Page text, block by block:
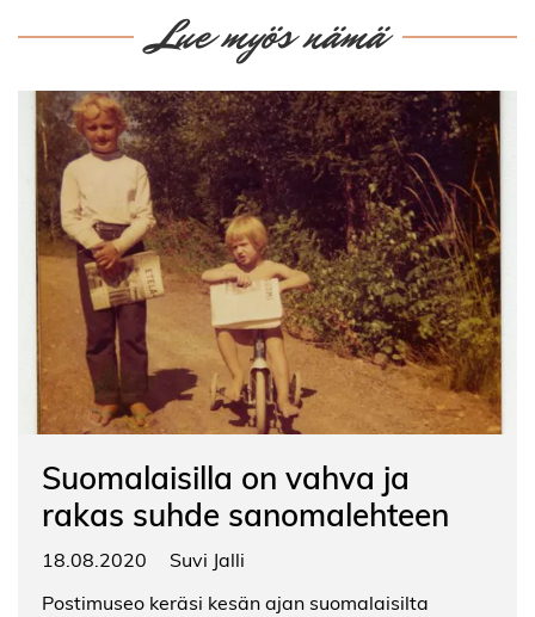
Lue myös nämä
Suomalaisilla on vahva ja
rakas suhde sanomalehteen
18.08.2020
Suvi Jalli
Postimuseo keräsi kesän ajan suomalaisilta